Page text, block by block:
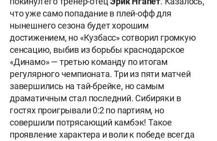
что уже само попадание в плей-офф для
нынешнего сезона будет хорошим
достижением, но «Кузбасс» сотворил громкую
сенсацию, выбив из борьбы краснодарское
«Динамо» — третью команду по итогам
регулярного чемпионата. Три из пяти матчей
завершились на тай-брейке, но самым
драматичным стал последний. Сибиряки в
гостях проигрывали 0:2 по партиям, но
совершили потрясающий камбэк! Такое
проявление характера и воли к победе всегда